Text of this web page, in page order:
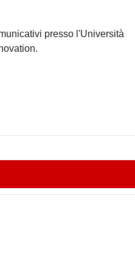
presso l'Università